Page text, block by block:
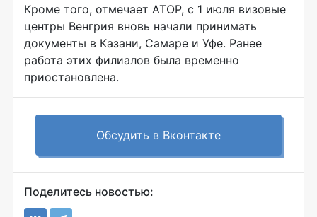
Кроме того, отмечает АТОР, с 1 июля визовые
центры Венгрия вновь начали принимать
документы в Казани, Самаре и Уфе. Ранее
работа этих филиалов была временно
приостановлена.
Обсудить в Вконтакте
Поделитесь новостью: